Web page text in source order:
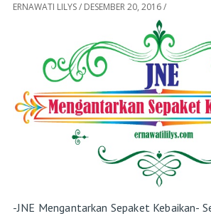
ERNAWATI LILYS/ DESEMBER 20, 2016/
-JNE Mengantarkan Sepaket Kebaikan-